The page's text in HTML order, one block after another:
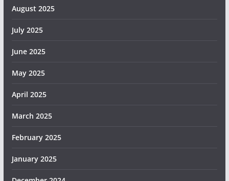
August 2025
July 2025
June 2025
May 2025
April 2025
March 2025
February 2025
January 2025